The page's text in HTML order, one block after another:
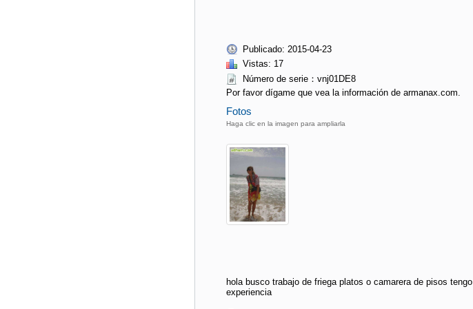
Publicado: 2015-04-23
Vistas: 17
Número de serie：vnj01DE8
Por favor dígame que vea la información de armanax.com.
Fotos
Haga clic en la imagen para ampliarla
hola busco trabajo de friega platos o camarera de pisos tengo
experiencia